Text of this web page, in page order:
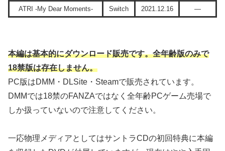
ATRI -My Dear Moments- Switch 2021.12.16 ―
本編は基本的にダウンロード販売です。全年齢版のみで
18禁版は存在しません。
PC版はDMM・DLSite・Steamで販売されています。
DMMでは18禁のFANZAではなく全年齢PCゲーム売場で
しか扱っていないので注意してください。
一応物理メディアとしてはサントラCDの初回特典に本編